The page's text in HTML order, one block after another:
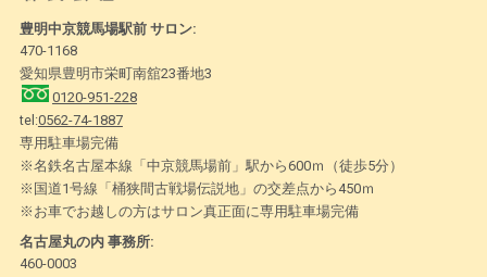
豊明中京競馬場駅前 サロン:
470-1168
愛知県豊明市栄町南舘23番地3
0120-951-228
tel:0562-74-1887
専用駐車場完備
※名鉄名古屋本線「中京競馬場前」駅から600ｍ（徒歩5分）
※国道1号線「桶狭間古戦場伝説地」の交差点から450ｍ
※お車でお越しの方はサロン真正面に専用駐車場完備
名古屋丸の内 事務所:
460-0003